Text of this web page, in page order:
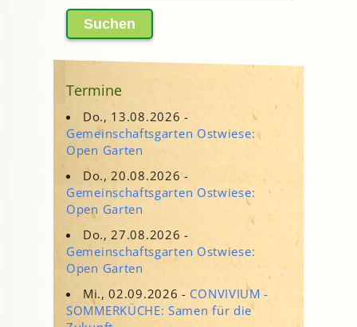
nach:
Termine
Do., 13.08.2026 -
Gemeinschaftsgarten Ostwiese:
Open Garten
Do., 20.08.2026 -
Gemeinschaftsgarten Ostwiese:
Open Garten
Do., 27.08.2026 -
Gemeinschaftsgarten Ostwiese:
Open Garten
Mi., 02.09.2026 - CONVIVIUM -
SOMMERKÜCHE: Samen für die